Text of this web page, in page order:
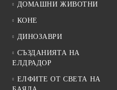
ДОМАШНИ ЖИВОТНИ
КОНЕ
ДИНОЗАВРИ
СЪЗДАНИЯТА НА
ЕЛДРАДОР
ЕЛФИТЕ ОТ СВЕТА НА